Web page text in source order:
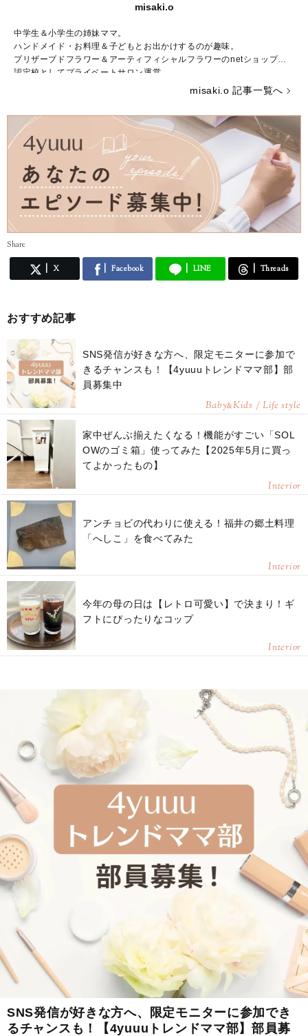
misaki.o
中学生＆小学生の姉妹ママ。
ハンドメイド・お料理＆子どもとお出かけするのが趣味。
プリザーブドフラワー＆アーティフィシャルフラワーのnetショップ＆
認定校としてプライベートサロン運営。
misaki.o 記事一覧へ
Share
X Facebook LINE Threads
おすすめ記事
SNS発信が好きな方へ、限定モニターに参加で
きるチャンスも！【4yuuuトレンドママ部】部
員募集中
Baby&Kids / Life style
家中ぜんぶ揃えたくなる！機能がすごい「SOL
OWのゴミ箱」使ってみた【2025年5月に買っ
てよかったもの】
Interior
アンチョビの代わりに使える！福井の郷土料理
「へしこ」を食べてみた
Interior
今年の母の日は【レトロ可愛い】で決まり！ギ
フトにぴったりなコップ
Interior
SNS発信が好きな方へ、限定モニターに参加でき
るチャンスも！【4yuuuトレンドママ部】部員募